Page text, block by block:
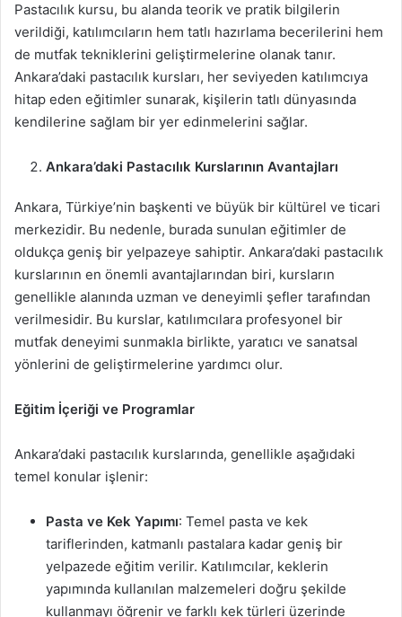
Pastacılık kursu, bu alanda teorik ve pratik bilgilerin
verildiği, katılımcıların hem tatlı hazırlama becerilerini hem
de mutfak tekniklerini geliştirmelerine olanak tanır.
Ankara’daki pastacılık kursları, her seviyeden katılımcıya
hitap eden eğitimler sunarak, kişilerin tatlı dünyasında
kendilerine sağlam bir yer edinmelerini sağlar.
Ankara’daki Pastacılık Kurslarının Avantajları
Ankara, Türkiye’nin başkenti ve büyük bir kültürel ve ticari
merkezidir. Bu nedenle, burada sunulan eğitimler de
oldukça geniş bir yelpazeye sahiptir. Ankara’daki pastacılık
kurslarının en önemli avantajlarından biri, kursların
genellikle alanında uzman ve deneyimli şefler tarafından
verilmesidir. Bu kurslar, katılımcılara profesyonel bir
mutfak deneyimi sunmakla birlikte, yaratıcı ve sanatsal
yönlerini de geliştirmelerine yardımcı olur.
Eğitim İçeriği ve Programlar
Ankara’daki pastacılık kurslarında, genellikle aşağıdaki
temel konular işlenir:
Pasta ve Kek Yapımı: Temel pasta ve kek
tariflerinden, katmanlı pastalara kadar geniş bir
yelpazede eğitim verilir. Katılımcılar, keklerin
yapımında kullanılan malzemeleri doğru şekilde
kullanmayı öğrenir ve farklı kek türleri üzerinde